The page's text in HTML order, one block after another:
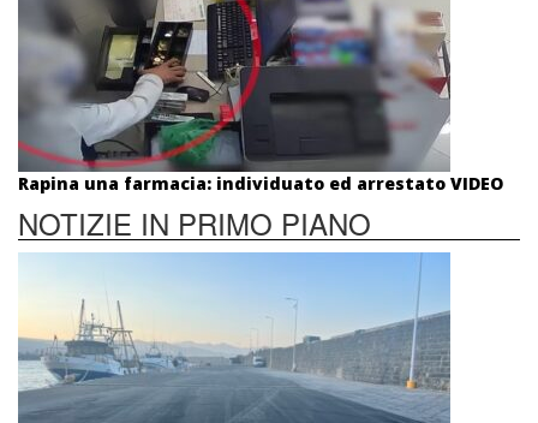
Rapina una farmacia: individuato ed arrestato VIDEO
NOTIZIE IN PRIMO PIANO